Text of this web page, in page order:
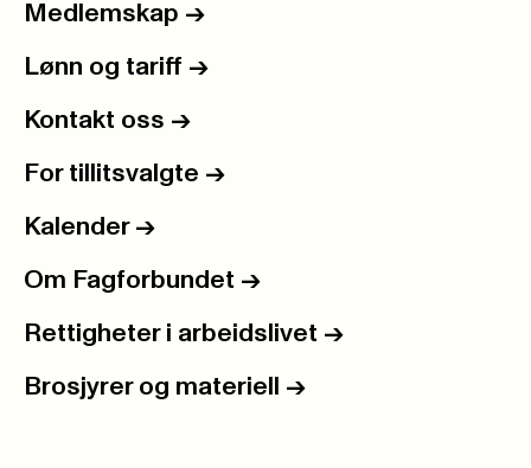
Medlemskap ->
Lønn og tariff ->
Kontakt oss ->
For tillitsvalgte ->
Kalender ->
Om Fagforbundet ->
Rettigheter i arbeidslivet ->
Brosjyrer og materiell ->